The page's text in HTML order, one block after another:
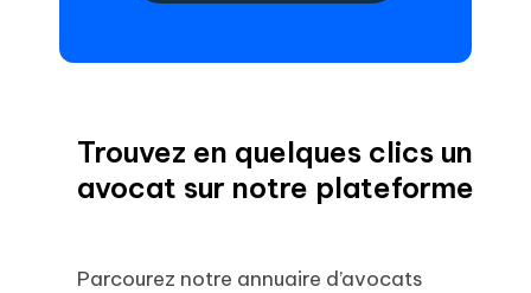
Trouvez en quelques clics un
avocat sur notre plateforme
Parcourez notre annuaire d’avocats